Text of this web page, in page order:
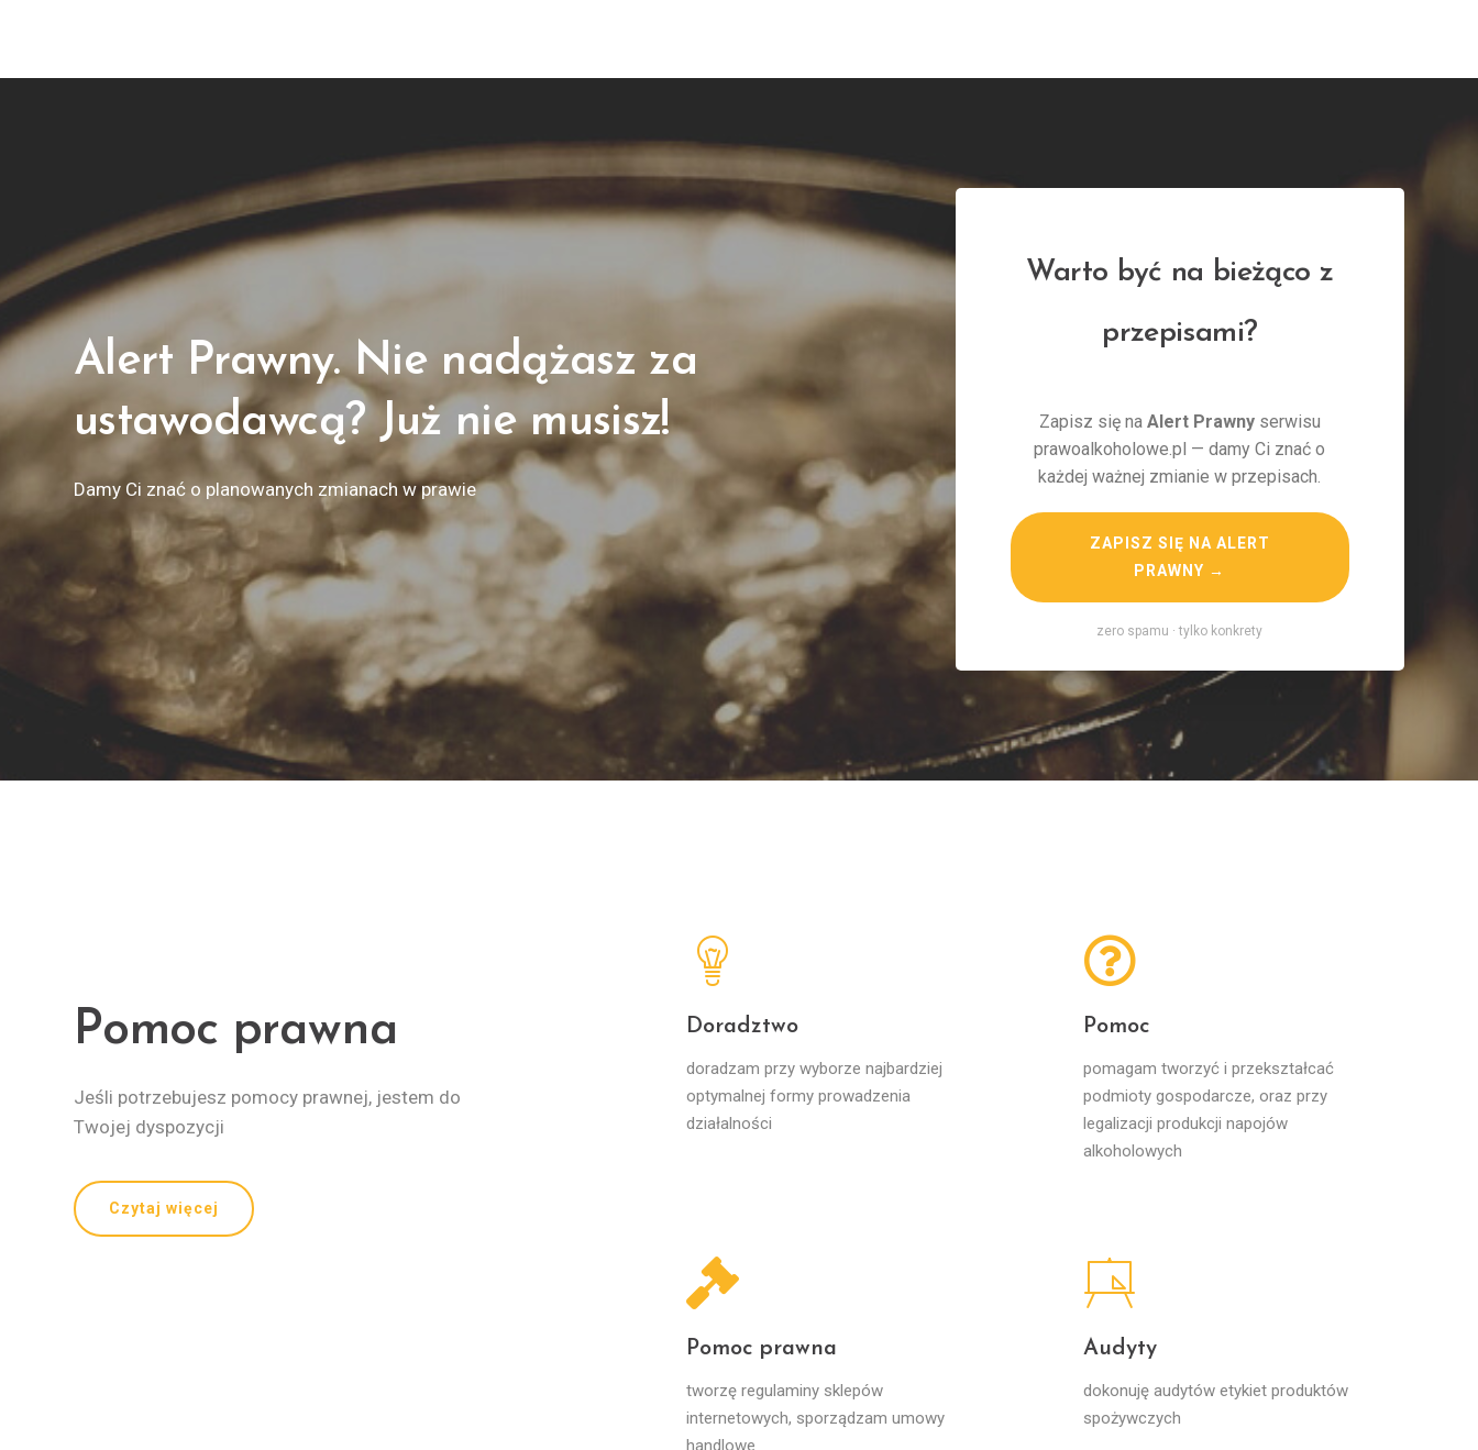
Alert Prawny. Nie nadążasz za
ustawodawcą? Już nie musisz!
Damy Ci znać o planowanych zmianach w prawie
Warto być na bieżąco z
przepisami?
Zapisz się na Alert Prawnyserwisu
prawoalkoholowe.pl — damy Ci znać o
każdej ważnej zmianie w przepisach.
ZAPISZ SIĘ NA ALERT
PRAWNY →
zero spamu · tylko konkrety
Pomoc prawna
Jeśli po­trze­bu­jesz po­mocy praw­nej, jestem do
Twojej dyspozycji
Czytaj więcej
Doradztwo
doradzam przy wyborze najbardziej
optymalnej formy prowadzenia
działalności
Pomoc
pomagam tworzyć i przekształcać
podmioty gospodarcze, oraz przy
legalizacji produkcji napojów
alkoholowych
Pomoc prawna
tworzę regulaminy sklepów
internetowych, sporządzam umowy
handlowe
Audyty
dokonuję audytów etykiet produktów
spożywczych